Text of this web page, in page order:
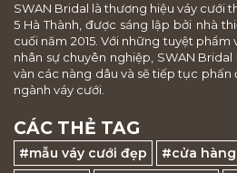
SWAN Bridal là thương hiệu váy cưới
5 Hà Thành, được sáng lập bởi nhà
cuối năm 2015. Với những tuyệt
nhân sự chuyên nghiệp, SWAN
vàn các nàng dâu và sẽ tiếp tục phấn
ngành váy cưới.
CÁC THẺ TAG
#mẫu váy cưới đẹp
#cửa